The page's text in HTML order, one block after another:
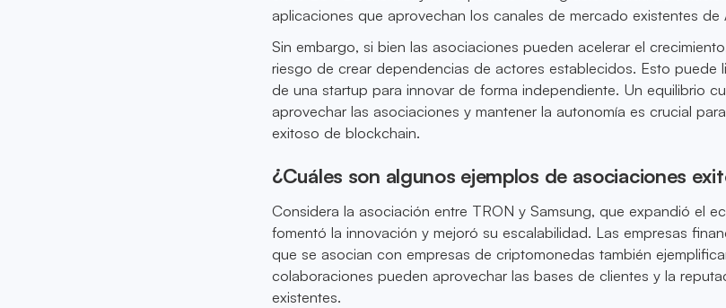
aplicaciones que aprovechan los canales de mercado existentes de
Sin embargo, si bien las asociaciones pueden acelerar el
riesgo de crear dependencias de actores establecidos. Esto puede
de una startup para innovar de forma independiente. Un equilibrio
aprovechar las asociaciones y mantener la autonomía es crucial
exitoso de blockchain.
¿Cuáles son algunos ejemplos de asociaciones
Considera la asociación entre TRON y Samsung, que expandió el
fomentó la innovación y mejoró su escalabilidad. Las empresas
que se asocian con empresas de criptomonedas también
colaboraciones pueden aprovechar las bases de clientes y la
existentes.